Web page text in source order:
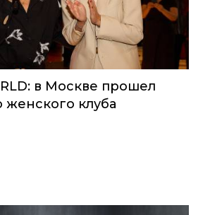
в Москве прошел
женского клуба